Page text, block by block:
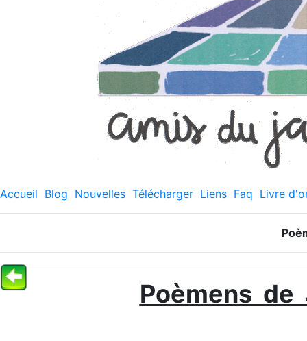
Accueil Blog Nouvelles Télécharger Liens Faq Livre
Poèmens de